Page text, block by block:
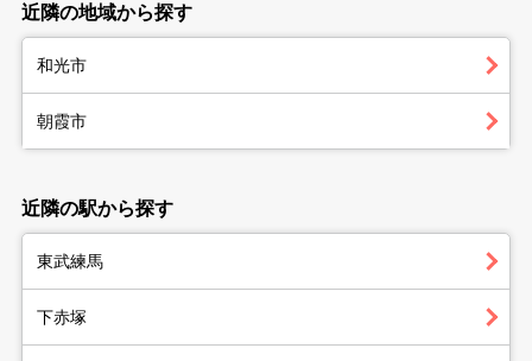
近隣の地域から探す
和光市
朝霞市
近隣の駅から探す
東武練馬
下赤塚